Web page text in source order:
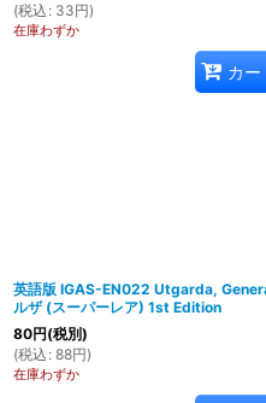
(税込 : 33円)
在庫わずか
カー
英語版 IGAS-EN022 Utgarda,
ルザ (スーパーレア) 1st Edition
80円(税別)
(税込 : 88円)
在庫わずか